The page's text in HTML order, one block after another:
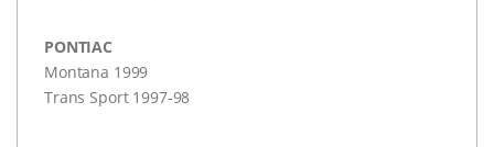
PONTIAC
Montana 1999
Trans Sport 1997-98